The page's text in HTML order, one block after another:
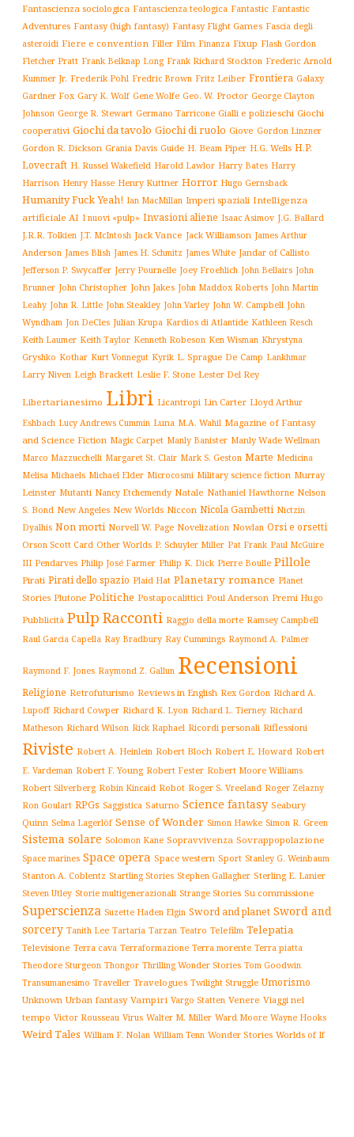
Fantascienza sociologica Fantascienza teologica Fantastic Fantastic
Adventures Fantasy (high fantasy) Fantasy Flight Games Fascia degli
asteroidi Fiere e convention Filler Film Finanza Fixup Flash Gordon
Fletcher Pratt Frank Belknap Long Frank Richard Stockton Frederic Arnold
Kummer Jr. Frederik Pohl Fredric Brown Fritz Leiber Frontiera Galaxy
Gardner Fox Gary K. Wolf Gene Wolfe Geo. W. Proctor George Clayton
Johnson George R. Stewart Germano Tarricone Gialli e polizieschi Giochi
cooperativi Giochi da tavolo Giochi di ruolo Giove Gordon Linzner
Gordon R. Dickson Grania Davis Guide H. Beam Piper H.G. Wells H.P.
Lovecraft H. Russel Wakefield Harold Lawlor Harry Bates Harry
Harrison Henry Hasse Henry Kuttner Horror Hugo Gernsback
Humanity Fuck Yeah! Ian MacMillan Imperi spaziali Intelligenza
artificiale AI I nuovi «pulp» Invasioni aliene Isaac Asimov J.G. Ballard
J.R.R. Tolkien J.T. McIntosh Jack Vance Jack Williamson James Arthur
Anderson James Blish James H. Schmitz James White Jandar of Callisto
Jefferson P. Swycaffer Jerry Pournelle Joey Froehlich John Bellairs John
Brunner John Christopher John Jakes John Maddox Roberts John Martin
Leahy John R. Little John Steakley John Varley John W. Campbell John
Wyndham Jon DeCles Julian Krupa Kardios di Atlantide Kathleen Resch
Keith Laumer Keith Taylor Kenneth Robeson Ken Wisman Khrystyna
Gryshko Kothar Kurt Vonnegut Kyrik L. Sprague De Camp Lankhmar
Larry Niven Leigh Brackett Leslie F. Stone Lester Del Rey
Libertarianesimo Libri Licantropi Lin Carter Lloyd Arthur
Eshbach Lucy Andrews Cummin Luna M.A. Wahil Magazine of Fantasy
and Science Fiction Magic Carpet Manly Banister Manly Wade Wellman
Marco Mazzucchelli Margaret St. Clair Mark S. Geston Marte Medicina
Melisa Michaels Michael Elder Microcosmi Military science fiction Murray
Leinster Mutanti Nancy Etchemendy Natale Nathaniel Hawthorne Nelson
S. Bond New Angeles New Worlds Niccon Nicola Gambetti Nictzin
Dyalhis Non morti Norvell W. Page Novelization Nowlan Orsi e orsetti
Orson Scott Card Other Worlds P. Schuyler Miller Pat Frank Paul McGuire
III Pendarves Philip José Farmer Philip K. Dick Pierre Boulle Pillole
Pirati Pirati dello spazio Plaid Hat Planetary romance Planet
Stories Plutone Politiche Postapocalittici Poul Anderson Premi Hugo
Pubblicità Pulp Racconti Raggio della morte Ramsey Campbell
Raul Garcia Capella Ray Bradbury Ray Cummings Raymond A. Palmer
Raymond F. Jones Raymond Z. Gallun Recensioni
Religione Retrofuturismo Reviews in English Rex Gordon Richard A.
Lupoff Richard Cowper Richard K. Lyon Richard L. Tierney Richard
Matheson Richard Wilson Rick Raphael Ricordi personali Riflessioni
Riviste Robert A. Heinlein Robert Bloch Robert E. Howard Robert
E. Vardeman Robert F. Young Robert Fester Robert Moore Williams
Robert Silverberg Robin Kincaid Robot Roger S. Vreeland Roger Zelazny
Ron Goulart RPGs Saggistica Saturno Science fantasy Seabury
Quinn Selma Lagerlöf Sense of Wonder Simon Hawke Simon R. Green
Sistema solare Solomon Kane Sopravvivenza Sovrappopolazione
Space marines Space opera Space western Sport Stanley G. Weinbaum
Stanton A. Coblentz Startling Stories Stephen Gallagher Sterling E. Lanier
Steven Utley Storie multigenerazionali Strange Stories Su commissione
Superscienza Suzette Haden Elgin Sword and planet Sword and
sorcery Tanith Lee Tartaria Tarzan Teatro Telefilm Telepatia
Televisione Terra cava Terraformazione Terra morente Terra piatta
Theodore Sturgeon Thongor Thrilling Wonder Stories Tom Goodwin
Transumanesimo Traveller Travelogues Twilight Struggle Umorismo
Unknown Urban fantasy Vampiri Vargo Statten Venere Viaggi nel
tempo Victor Rousseau Virus Walter M. Miller Ward Moore Wayne Hooks
Weird Tales William F. Nolan William Tenn Wonder Stories Worlds of If